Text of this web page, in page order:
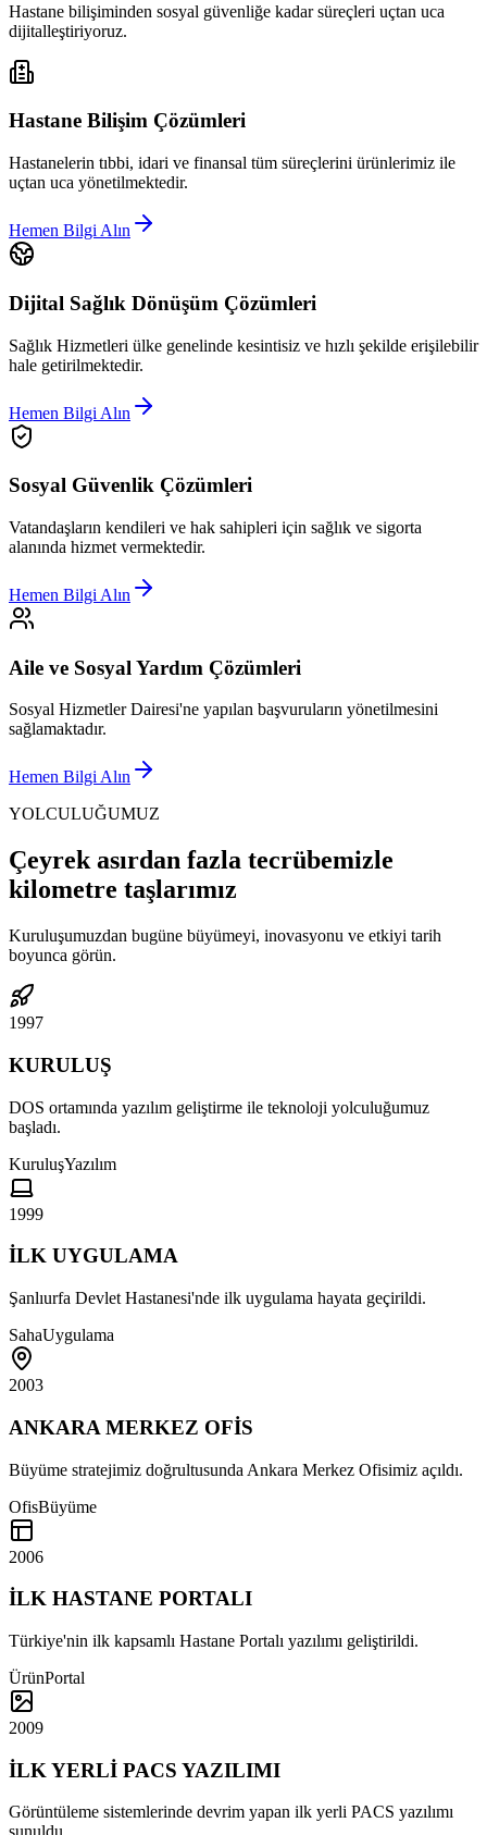
Hastane bilişiminden sosyal güvenliğe kadar süreçleri uçtan uca
dijitalleştiriyoruz.
Hastane Bilişim Çözümleri
Hastanelerin tıbbi, idari ve finansal tüm süreçlerini ürünlerimiz ile
uçtan uca yönetilmektedir.
Hemen Bilgi Alın
Dijital Sağlık Dönüşüm Çözümleri
Sağlık Hizmetleri ülke genelinde kesintisiz ve hızlı şekilde erişilebilir
hale getirilmektedir.
Hemen Bilgi Alın
Sosyal Güvenlik Çözümleri
Vatandaşların kendileri ve hak sahipleri için sağlık ve sigorta
alanında hizmet vermektedir.
Hemen Bilgi Alın
Aile ve Sosyal Yardım Çözümleri
Sosyal Hizmetler Dairesi'ne yapılan başvuruların yönetilmesini
sağlamaktadır.
Hemen Bilgi Alın
YOLCULUĞUMUZ
Çeyrek asırdan fazla tecrübemizle
kilometre taşlarımız
Kuruluşumuzdan bugüne büyümeyi, inovasyonu ve etkiyi tarih
boyunca görün.
1997
KURULUŞ
DOS ortamında yazılım geliştirme ile teknoloji yolculuğumuz
başladı.
KuruluşYazılım
1999
İLK UYGULAMA
Şanlıurfa Devlet Hastanesi'nde ilk uygulama hayata geçirildi.
SahaUygulama
2003
ANKARA MERKEZ OFİS
Büyüme stratejimiz doğrultusunda Ankara Merkez Ofisimiz açıldı.
OfisBüyüme
2006
İLK HASTANE PORTALI
Türkiye'nin ilk kapsamlı Hastane Portalı yazılımı geliştirildi.
ÜrünPortal
2009
İLK YERLİ PACS YAZILIMI
Görüntüleme sistemlerinde devrim yapan ilk yerli PACS yazılımı